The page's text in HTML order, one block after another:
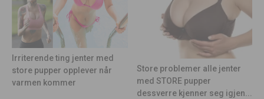
Irriterende ting jenter med
store pupper opplever når
varmen kommer
Store problemer alle jenter
med STORE pupper
dessverre kjenner seg igjen...